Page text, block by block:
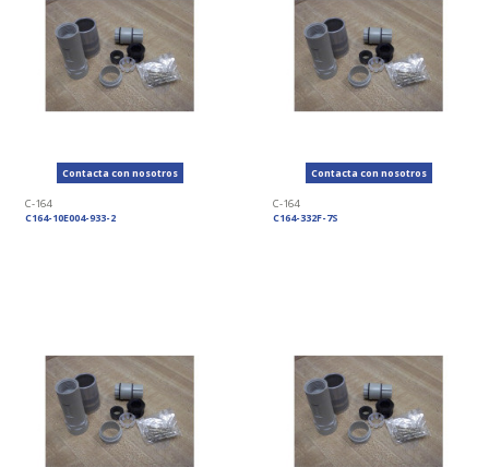
Contacta con nosotros
C-164
C164-10E004-933-2
Contacta con nosotros
C-164
C164-332F-7S